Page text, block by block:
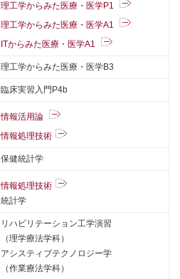
理工学からみた医療・医学P1
理工学からみた医療・医学A1
ITからみた医療・医学A1
理工学からみた医療・医学B3
臨床実習入門P4b
情報活用論
情報処理技術
保健統計学
情報処理技術
統計学
リハビリテーション工学演習
（理学療法学科）
アシスティブテクノロジー学
（作業療法学科）